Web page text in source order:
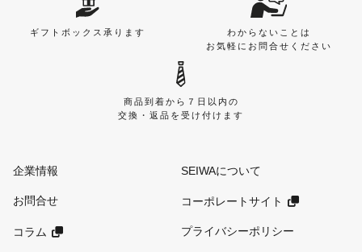
ギフトボックス承ります
わからないことは
お気軽にお問合せください
商品到着から７日以内の
交換・返品を受け付けます
企業情報 SEIWAについて
お問合せ コーポレートサイト
コラム プライバシーポリシー